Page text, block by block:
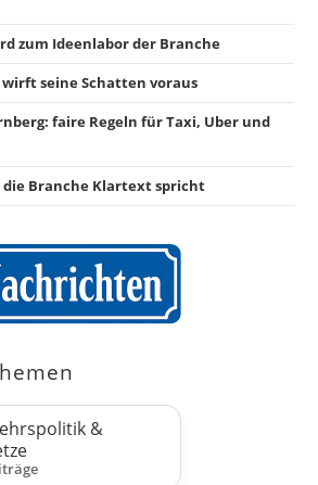
zum Ideenlabor der Branche
wirft seine Schatten voraus
faire Regeln für Taxi, Uber und
die Branche Klartext spricht
&